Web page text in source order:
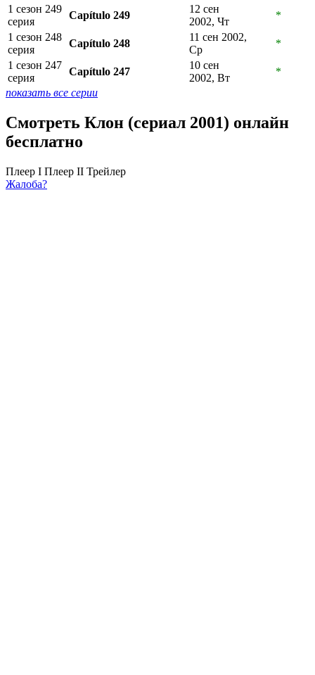
1 сезон 249
серия
Capítulo 249
12 сен
2002, Чт
*
1 сезон 248
серия
Capítulo 248
11 сен 2002,
Ср
*
1 сезон 247
серия
Capítulo 247
10 сен
2002, Вт
*
показать все серии
Смотреть Клон (сериал 2001) онлайн
бесплатно
Плеер I Плеер II Трейлер
Жалоба?